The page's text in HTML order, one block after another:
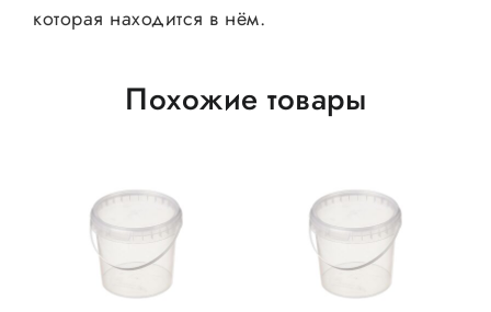
которая находится в нём.
Похожие товары